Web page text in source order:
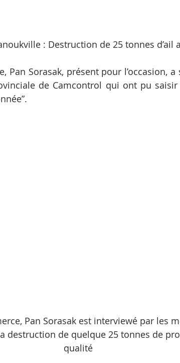
: Destruction de 25 tonnes d’ail
Pan Sorasak, présent pour l’occasion,
de Camcontrol qui ont pu
Pan Sorasak est interviewé par les
destruction de quelque 25 tonnes de
qualité